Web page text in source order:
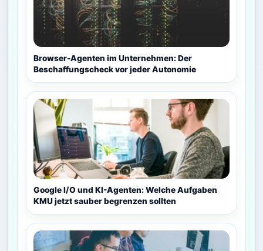
Browser-Agenten im Unternehmen: Der
Beschaffungscheck vor jeder Autonomie
Google I/O und KI-Agenten: Welche Aufgaben
KMU jetzt sauber begrenzen sollten